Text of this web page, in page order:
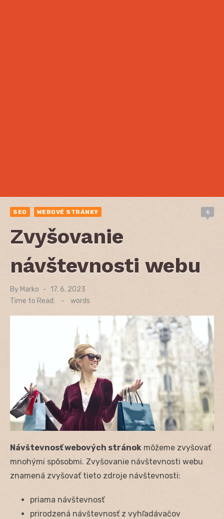
SEO WEBOVÉ STRÁNKY 6
Zvyšovanie
návštevnosti webu
By Marko
Posted
on
17. 6. 2023
Time to Read:
- words
Návštevnosť webových stránok môžeme zvyšovať
mnohými spôsobmi. Zvyšovanie návštevnosti webu
znamená zvyšovať tieto zdroje návštevnosti:
priama návštevnosť
prirodzená návštevnosť z vyhľadávačov